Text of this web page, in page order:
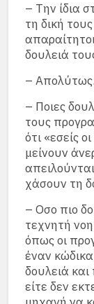
– Την ίδια
τη δική
δουλειά
–
– Ποιες
τους
ότι «εσείς
μείνουν
χάσουν τη
– Οσο πιο
τεχνητή
όπως οι
έναν
δουλειά και
είτε δεν